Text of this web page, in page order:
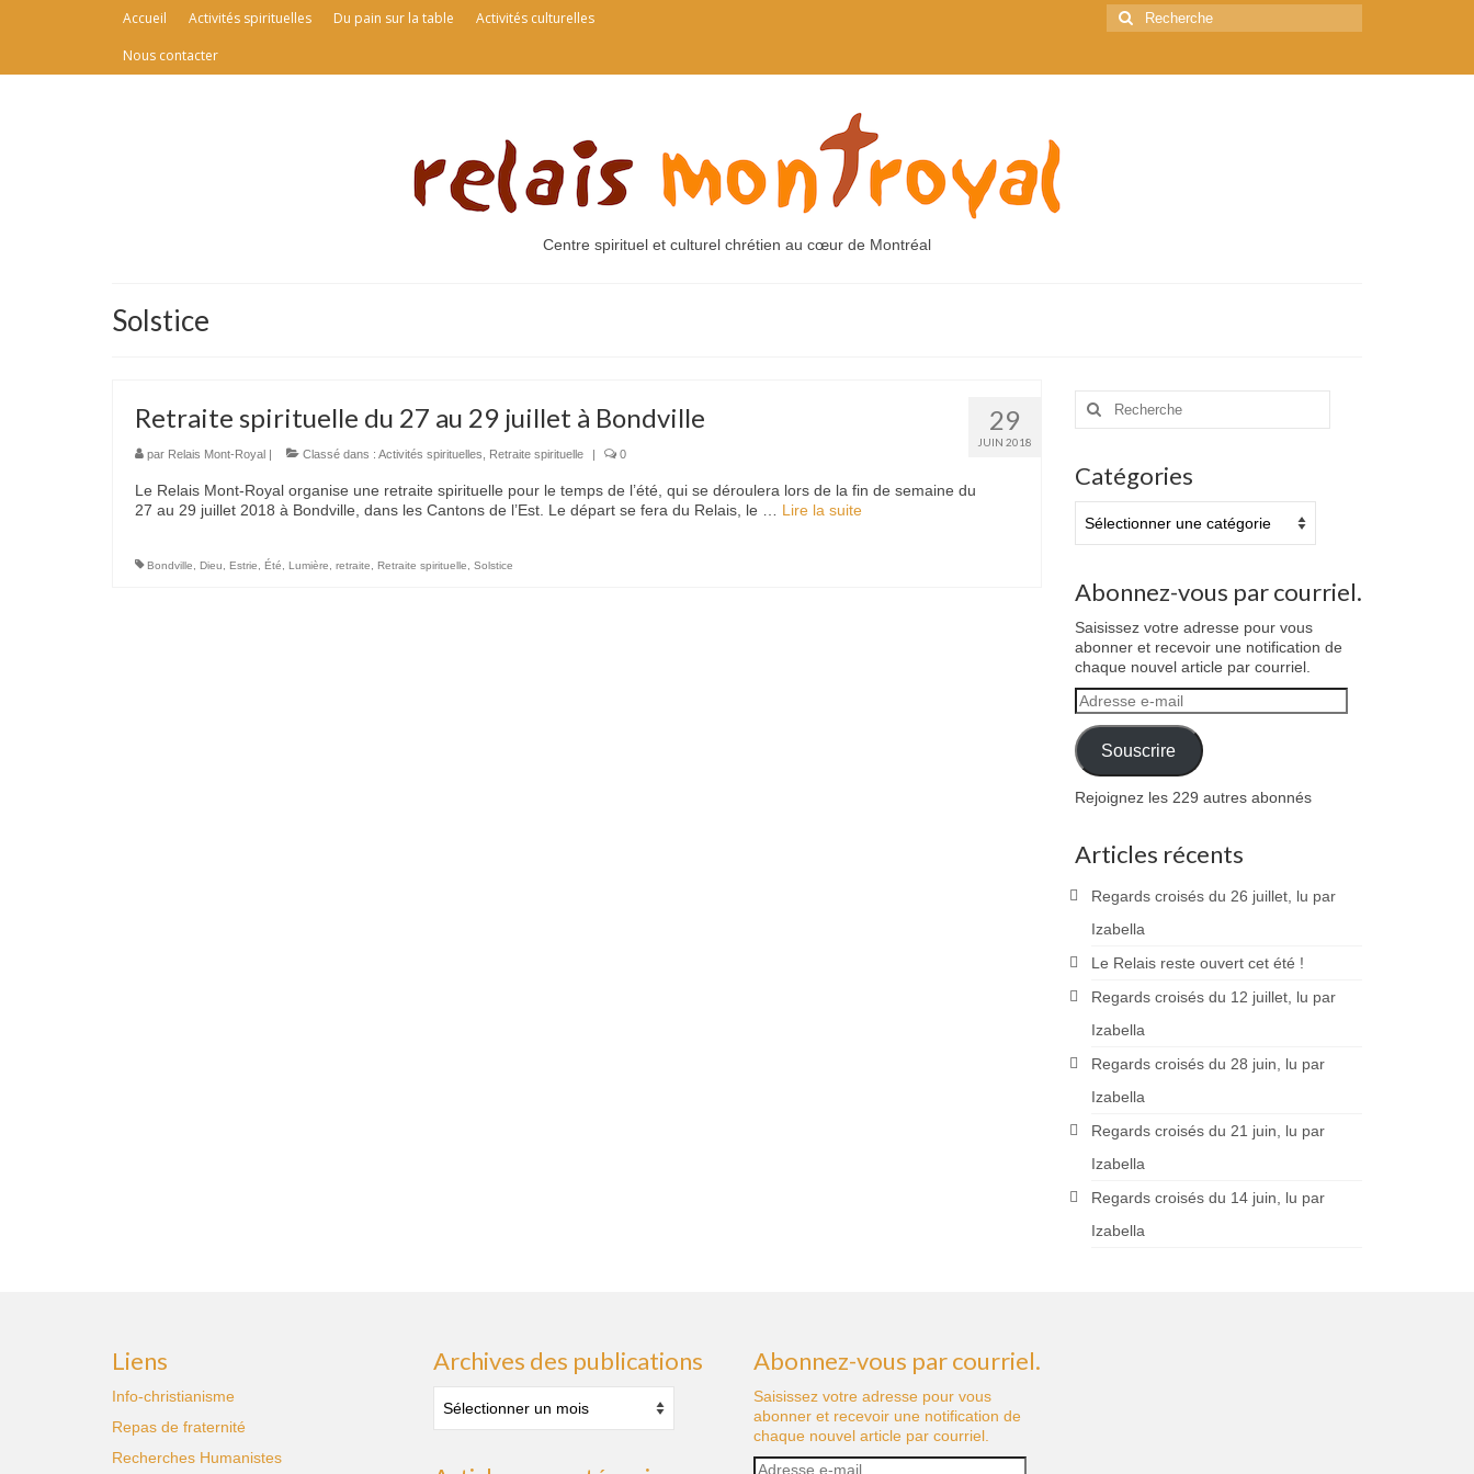
Accueil Activités spirituelles Du pain sur la table
Activités culturelles
Nous contacter
Rechercher
:
Centre spirituel et culturel chrétien au cœur de Montréal
Solstice
29
JUIN 2018
Retraite spirituelle du 27 au 29 juillet à Bondville
par Relais Mont-Royal | Classé dans : Activités spirituelles Retraite spirituelle | 0
Le Relais Mont-Royal organise une retraite spirituelle pour le temps de l’été, qui se déroulera lors de la fin de semaine du
27 au 29 juillet 2018 à Bondville, dans les Cantons de l’Est. Le départ se fera du Relais, le … Lire la suite­­
Bondville Dieu Estrie Été Lumière retraite Retraite spirituelle Solstice
Rechercher
Catégories
Abonnez-vous par courriel.
Saisissez votre adresse pour vous
abonner et recevoir une notification de
chaque nouvel article par courriel.
Adresse
e-
mail
Souscrire
Rejoignez les 229 autres abonnés
Articles récents
Regards croisés du 26 juillet, lu par
Izabella
Le Relais reste ouvert cet été !
Regards croisés du 12 juillet, lu par
Izabella
Regards croisés du 28 juin, lu par
Izabella
Regards croisés du 21 juin, lu par
Izabella
Regards croisés du 14 juin, lu par
Izabella
Liens
Info-christianisme
Repas de fraternité
Recherches Humanistes
Archives des publications
des
publications
Abonnez-vous par courriel.
Saisissez votre adresse pour vous
abonner et recevoir une notification de
chaque nouvel article par courriel.
Adresse